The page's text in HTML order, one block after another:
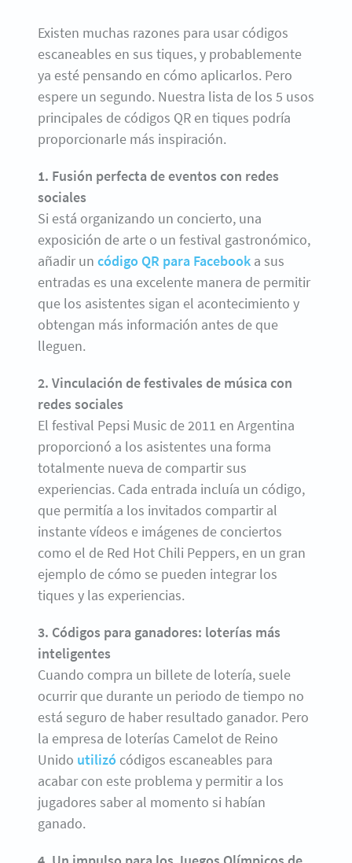
Existen muchas razones para usar códigos
escaneables en sus tiques, y probablemente
ya esté pensando en cómo aplicarlos. Pero
espere un segundo. Nuestra lista de los 5 usos
principales de códigos QR en tiques podría
proporcionarle más inspiración.
1. Fusión perfecta de eventos con redes
sociales
Si está organizando un concierto, una
exposición de arte o un festival gastronómico,
añadir un código QR para Facebook a sus
entradas es una excelente manera de permitir
que los asistentes sigan el acontecimiento y
obtengan más información antes de que
lleguen.
2. Vinculación de festivales de música con
redes sociales
El festival Pepsi Music de 2011 en Argentina
proporcionó a los asistentes una forma
totalmente nueva de compartir sus
experiencias. Cada entrada incluía un código,
que permitía a los invitados compartir al
instante vídeos e imágenes de conciertos
como el de Red Hot Chili Peppers, en un gran
ejemplo de cómo se pueden integrar los
tiques y las experiencias.
3. Códigos para ganadores: loterías más
inteligentes
Cuando compra un billete de lotería, suele
ocurrir que durante un periodo de tiempo no
está seguro de haber resultado ganador. Pero
la empresa de loterías Camelot de Reino
Unido utilizó códigos escaneables para
acabar con este problema y permitir a los
jugadores saber al momento si habían
ganado.